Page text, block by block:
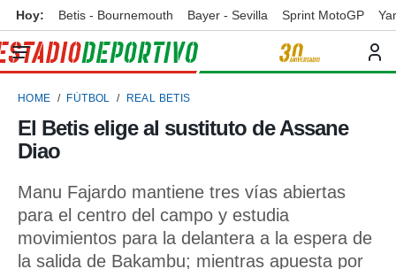
de
por
para
calidad.
a este
las
Hoy: Betis - Bournemouth Bayer - Sevilla Sprint MotoGP
HOME FÚTBOL REAL BETIS
El Betis elige al sustituto de Assane
Diao
Manu Fajardo mantiene tres vías abiertas
para el centro del campo y estudia
movimientos para la delantera a la espera de
la salida de Bakambu; mientras apuesta por